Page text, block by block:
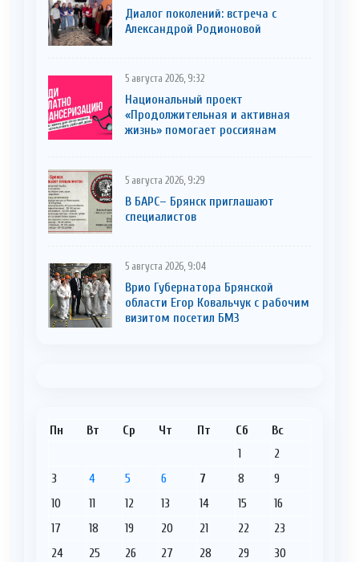
Диалог поколений: встреча с
Александрой Родионовой
5 августа 2026, 9:32
Национальный проект
«Продолжительная и активная
жизнь» помогает россиянам
5 августа 2026, 9:29
В БАРС– Брянcк приглaшают
cпециaлистoв
5 августа 2026, 9:04
Врио Губернатора Брянской
области Егор Ковальчук с рабочим
визитом посетил БМЗ
Пн Вт Ср Чт Пт Сб Вс
1
2
3
4 5 6 7 8
9
10
11 12 13 14 15
16
17
18 19 20 21 22
23
24
25 26 27 28 29
30